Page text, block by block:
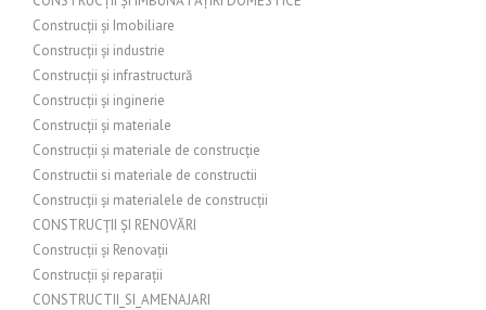
Construcții și Imobiliare
Construcții și industrie
Construcții și infrastructură
Construcții și inginerie
Construcții și materiale
Construcții și materiale de construcție
Constructii si materiale de constructii
Construcții și materialele de construcții
CONSTRUCȚII ȘI RENOVĂRI
Construcții și Renovații
Construcții și reparații
CONSTRUCTII_SI_AMENAJARI